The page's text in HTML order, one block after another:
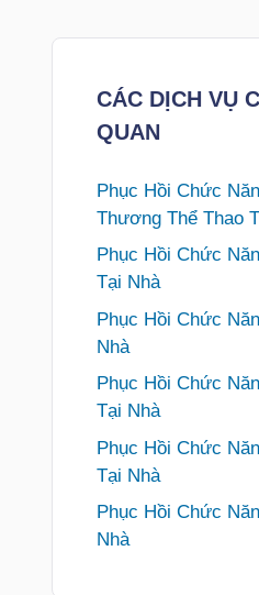
CÁC DỊCH VỤ
QUAN
Phục Hồi Chức
Thương Thể Thao
Phục Hồi Chức
Tại Nhà
Phục Hồi Chức
Nhà
Phục Hồi Chức
Tại Nhà
Phục Hồi Chức
Tại Nhà
Phục Hồi Chức
Nhà